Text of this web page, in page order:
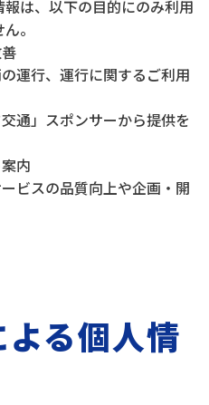
は、以下の目的にのみ利用
。
運行、運行に関するご利用
通」スポンサーから提供を
内
ビスの品質向上や企画・開
る個人情